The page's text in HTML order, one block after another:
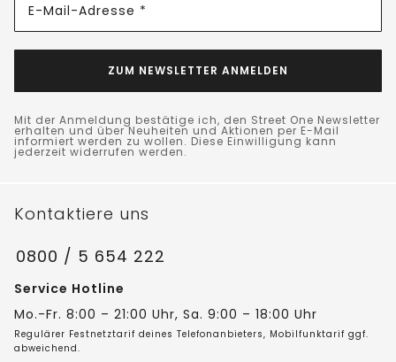
E-Mail-Adresse *
ZUM NEWSLETTER ANMELDEN
Mit der Anmeldung bestätige ich, den Street One Newsletter
erhalten und über Neuheiten und Aktionen per E-Mail
informiert werden zu wollen. Diese Einwilligung kann
jederzeit widerrufen werden.
Kontaktiere uns
0800 / 5 654 222
Service Hotline
Mo.-Fr. 8:00 – 21:00 Uhr, Sa. 9:00 – 18:00 Uhr
Regulärer Festnetztarif deines Telefonanbieters, Mobilfunktarif ggf.
abweichend.